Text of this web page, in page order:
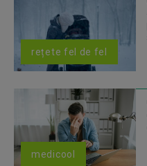
rețete fel de fel
medicool